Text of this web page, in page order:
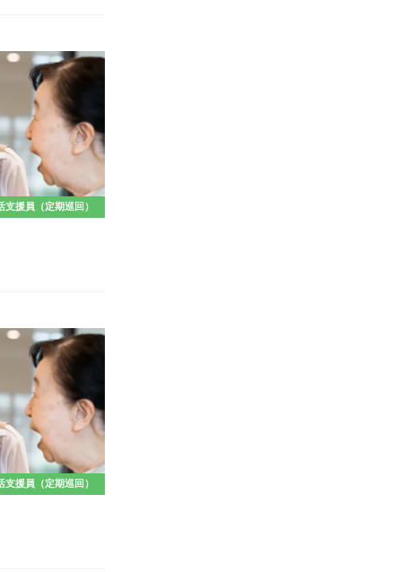
支援員（定期巡回）
支援員（定期巡回）